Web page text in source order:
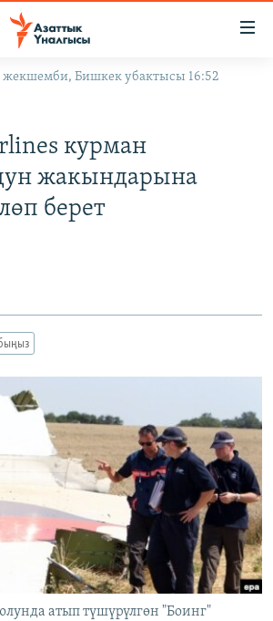
сайттары
Бишкек убактысы 16:52
курман
жакындарына
берет
атып түшүрүлгөн "Боинг"